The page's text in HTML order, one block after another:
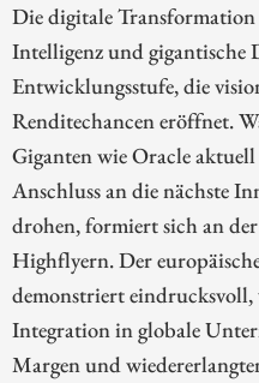
Die digitale
Intelligenz und gigantische
Entwicklungsstufe, die
Renditechancen eröffnet.
Giganten wie Oracle
Anschluss an die nächste
drohen, formiert sich an der
Highflyern. Der
demonstriert
Integration in globale
Margen und